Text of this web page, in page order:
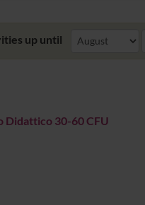
up until
Didattico 30-60 CFU